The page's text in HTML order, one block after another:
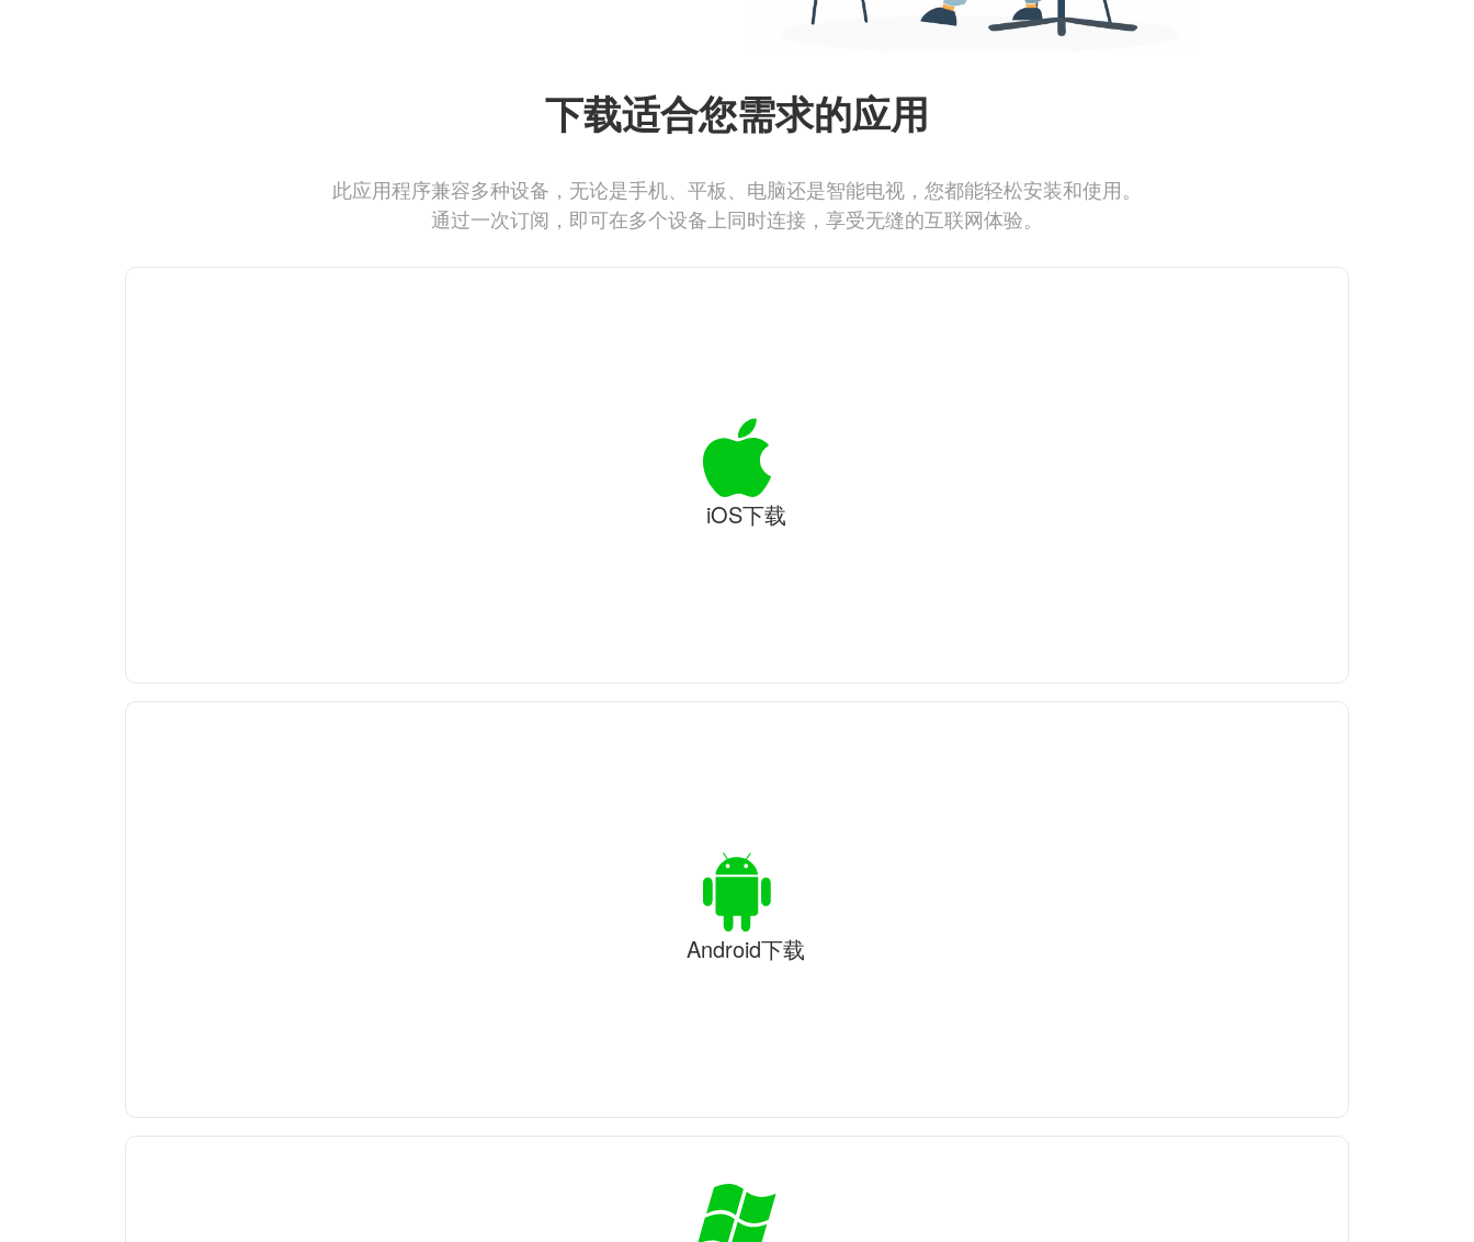
下载适合您需求的应用
此应用程序兼容多种设备，无论是手机、平板、电脑还是智能电视，您都能轻松安装和使用。
通过一次订阅，即可在多个设备上同时连接，享受无缝的互联网体验。
iOS下载
Android下载